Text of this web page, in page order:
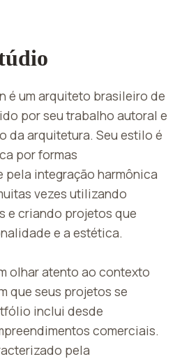
é um arquiteto brasileiro de
por seu trabalho autoral e
da arquitetura. Seu estilo é
por formas
pela integração harmônica
vezes utilizando
e criando projetos que
e a estética.
olhar atento ao contexto
que seus projetos se
inclui desde
comerciais.
pela